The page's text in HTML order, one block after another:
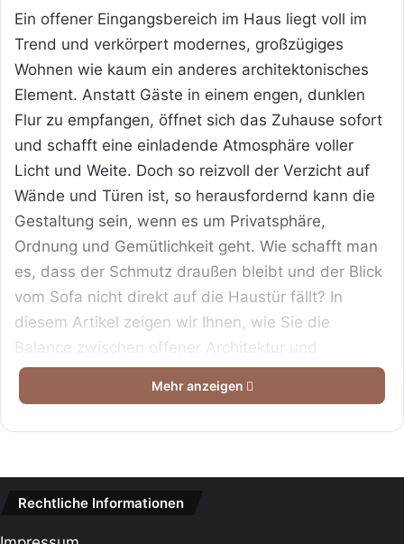
Ein offener Eingangsbereich im Haus liegt voll im
Trend und verkörpert modernes, großzügiges
Wohnen wie kaum ein anderes architektonisches
Element. Anstatt Gäste in einem engen, dunklen
Flur zu empfangen, öffnet sich das Zuhause sofort
und schafft eine einladende Atmosphäre voller
Licht und Weite. Doch so reizvoll der Verzicht auf
Wände und Türen ist, so herausfordernd kann die
Gestaltung sein, wenn es um Privatsphäre,
Ordnung und Gemütlichkeit geht. Wie schafft man
es, dass der Schmutz draußen bleibt und der Blick
vom Sofa nicht direkt auf die Haustür fällt? In
diesem Artikel zeigen wir Ihnen, wie Sie die
Balance zwischen offener Architektur und
geborgener Wohnlichkeit meistern. Entdecken Sie
praktische Lösungen und stilvolle Design-Ideen, die
Das Wichtigste in Kürze
Mehr anzeigen
Rechtliche Informationen